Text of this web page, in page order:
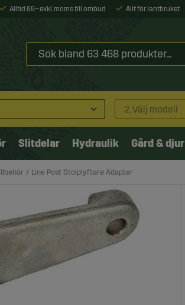
Alltid 69:- exkl. moms till ombud Allt för lantbruket
2. Välj modell
Slitdelar Hydraulik Gård & djur
Line Post Stolplyftare Adapter